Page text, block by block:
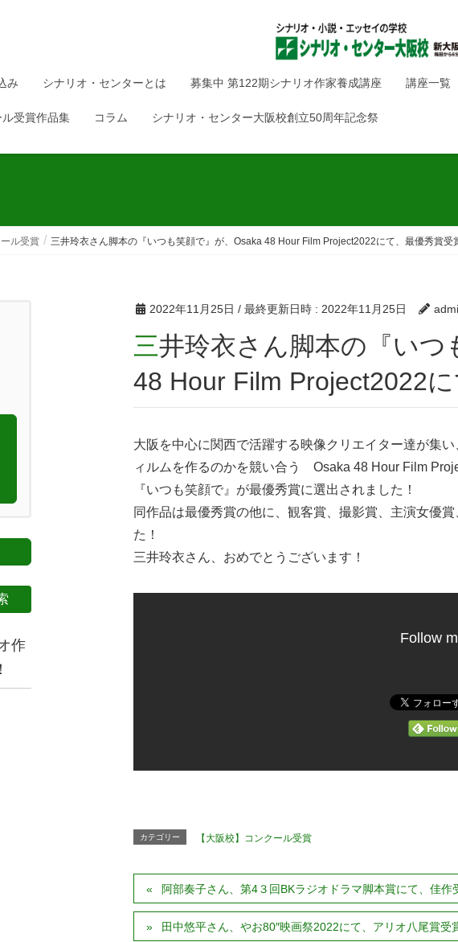
み シナリオ・センターとは 募集中 第122期シナリオ作家養成講座 講座一覧
受賞作品集 コラム シナリオ・センター大阪校創立50周年記念祭
ール受賞 三井玲衣さん脚本の『いつも笑顔で』が、Osaka 48 Hour Film Project2022にて、最優秀賞受
2022年11月25日 / 最終更新日時 : 2022年11月25日
三井玲衣さん脚本の『いつも笑顔で』が、Osaka
48 Hour Film Project2022
大阪を中心に関西で活躍する映像クリエイター達が集い
ィルムを作るのかを競い合う Osaka 48 Hour Film
『いつも笑顔で』が最優秀賞に選出されました！
同作品は最優秀賞の他に、観客賞、撮影賞、主演女優
た！
三井玲衣さん、おめでとうございます！
Follow
カテゴリー 【大阪校】コンクール受賞
阿部奏子さん、第4３回BKラジオドラマ脚本賞にて、佳作
田中悠平さん、やお80″映画祭2022にて、アリオ八尾賞受
作